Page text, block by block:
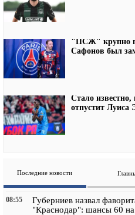
"ПСЖ" крупно
Сафонов был
Стало
отпустит Луиса
Последние новости
08:55
Губерниев назвал
"Краснодар": шансы 60